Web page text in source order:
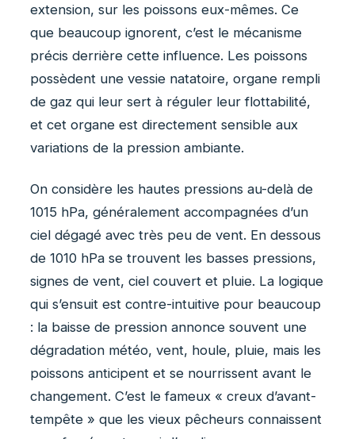
extension, sur les poissons eux-mêmes. Ce
que beaucoup ignorent, c’est le mécanisme
précis derrière cette influence. Les poissons
possèdent une vessie natatoire, organe rempli
de gaz qui leur sert à réguler leur flottabilité,
et cet organe est directement sensible aux
variations de la pression ambiante.
On considère les hautes pressions au-delà de
1015 hPa, généralement accompagnées d’un
ciel dégagé avec très peu de vent. En dessous
de 1010 hPa se trouvent les basses pressions,
signes de vent, ciel couvert et pluie. La logique
qui s’ensuit est contre-intuitive pour beaucoup
: la baisse de pression annonce souvent une
dégradation météo, vent, houle, pluie, mais les
poissons anticipent et se nourrissent avant le
changement. C’est le fameux « creux d’avant-
tempête » que les vieux pêcheurs connaissent